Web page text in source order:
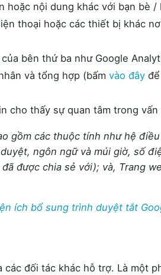
hoặc nội dung khác với bạn bè /
thoại hoặc các thiết bị khác
bên thứ ba như Google
và tổng hợp (bấm vào đây
cho thấy sự quan tâm trong
gồm các thuộc tính như hệ
ngôn ngữ và múi giờ, số
được chia sẻ với); và, Trang
ích bổ sung trình duyệt tắt
đối tác khác hỗ trợ. Là một